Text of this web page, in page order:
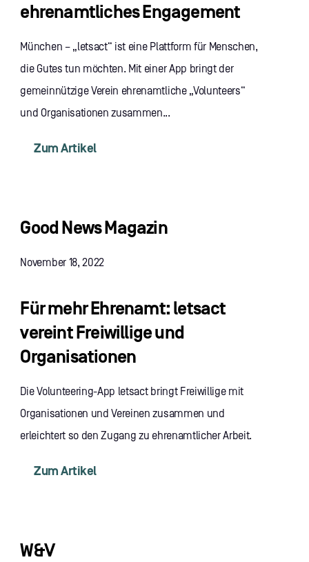
ehrenamtliches Engagement
München – „letsact“ ist eine Plattform für Menschen,
die Gutes tun möchten. Mit einer App bringt der
gemeinnützige Verein ehrenamtliche „Volunteers“
und Organisationen zusammen...
Zum Artikel
Good News Magazin
November 18, 2022
Für mehr Ehrenamt: letsact
vereint Freiwillige und
Organisationen
Die Volunteering-App letsact bringt Freiwillige mit
Organisationen und Vereinen zusammen und
erleichtert so den Zugang zu ehrenamtlicher Arbeit.
Zum Artikel
W&V